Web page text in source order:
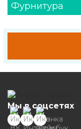
Фурнитура
Мы в соцсетях